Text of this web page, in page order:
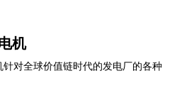
机
对全球价值链时代的发电厂的各种